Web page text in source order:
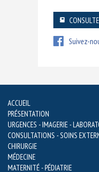
Suivez-
ACCUEIL
PRÉSENTATION
URGENCES - IMAGERIE -
CONSULTATIONS - SOINS
CHIRURGIE
MÉDECINE
MATERNITÉ - PÉDIATRIE